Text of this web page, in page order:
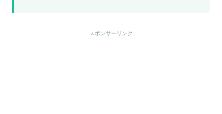
スポンサーリンク